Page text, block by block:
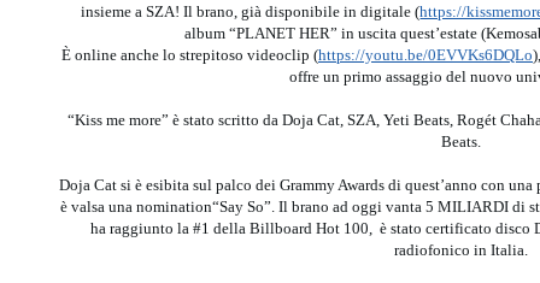
insieme a SZA! Il brano, già disponibile in digitale (https://
album “PLANET HER” in uscita quest’estate
È online anche lo strepitoso videoclip (https://youtu.be/0EVVKs6DQLo
offre un primo assaggio del nuovo
“Kiss me more” è stato scritto da Doja Cat, SZA, Yeti Beats, Rogét
Beats.
Doja Cat si è esibita sul palco dei Grammy Awards di quest’anno con
è valsa una nomination“Say So”. Il brano ad oggi vanta 5 MILIARDI di
ha raggiunto la #1 della Billboard Hot 100, è stato certificato disco
radiofonico in Italia.